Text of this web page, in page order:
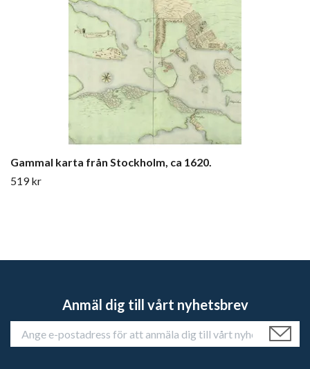
Gammal karta från Stockholm, ca 1620.
519 kr
Anmäl dig till vårt nyhetsbrev